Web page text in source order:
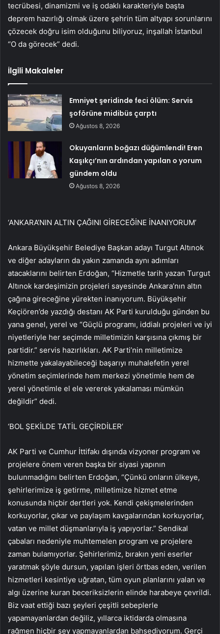
tecrübesi, dinamizmi ve iş odaklı karakteriyle başta
deprem hazırlığı olmak üzere şehrin tüm altyapı sorunlarını
çözecek doğru isim olduğunu biliyoruz, inşallah İstanbul
“O da görecek” dedi.
İlgili Makaleler
Emniyet şeridinde feci ölüm: Servis
şoförüne midibüs çarptı
Ağustos 8, 2026
Okuyanların boğazı düğümlendi! Eren
Kaşıkçı’nın ardından yapılan o yorum
gündem oldu
Ağustos 8, 2026
‘ANKARA’NIN ALTIN ​​ÇAĞINI GİRECEĞİNE İNANIYORUM’
Ankara Büyükşehir Belediye Başkan adayı Turgut Altınok
ve diğer adayların da yakın zamanda aynı adımları
atacaklarını belirten Erdoğan, “Hizmetle tarih yazan Turgut
Altınok kardeşimizin projeleri sayesinde Ankara’nın altın
çağına gireceğine yürekten inanıyorum. Büyükşehir
Keçiören’de yazdığı destanı AK Parti kurulduğu günden bu
yana genel, yerel ve “Güçlü programı, iddialı projeleri ve iyi
niyetleriyle her seçimde milletimizin karşısına çıkmış bir
partidir.” servis hazırlıkları. AK Parti’nin milletimize
hizmette yakalayabileceği başarıyı muhalefetin yerel
yönetim seçimlerinde hem merkezi yönetimle hem de
yerel yönetimle el ele vererek yakalaması mümkün
değildir” dedi.
‘BOL ŞEKİLDE TATİL GEÇİRDİLER’
AK Parti ve Cumhur İttifakı dışında vizyoner program ve
projelere önem veren başka bir siyasi yapının
bulunmadığını belirten Erdoğan, “Çünkü onların ülkeye,
şehirlerimize iş getirme, milletimize hizmet etme
konusunda hiçbir dertleri yok. Kendi çekişmelerinden
korkuyorlar, çıkar ve paylaşım kavgalarından korkuyorlar,
vatan ve millet düşmanlarıyla iş yapıyorlar.” Sendikal
çabaları nedeniyle muhtemelen program ve projelere
zaman bulamıyorlar. Şehirlerimiz, bırakın yeni eserler
yaratmak şöyle dursun, yapılan işleri örtbas eden, verilen
hizmetleri kesintiye uğratan, tüm oyun planlarını yalan ve
algı üzerine kuran beceriksizlerin elinde harabeye çevrildi.
Biz vaat ettiği bazı şeyleri çeşitli sebeplerle
yapamayanlardan değiliz, yıllarca iktidarda olmasına
rağmen hiçbir şey yapmayanlardan bahsediyorum. Gerçi